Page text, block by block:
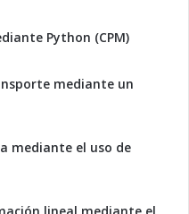
Python (CPM)
mediante un
mediante el uso de